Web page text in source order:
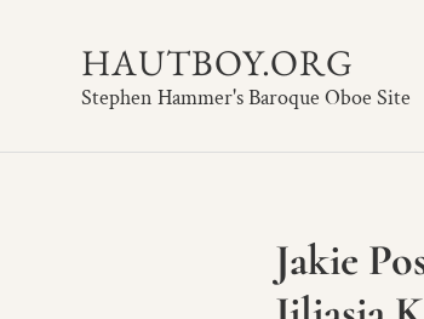
HAUTBOY.ORG
Stephen Hammer's Baroque Oboe Site
Jakie